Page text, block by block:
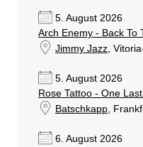
5. August 2026
Arch Enemy - Back To
Jimmy Jazz,
5. August 2026
Rose Tattoo - One
Batschkapp,
6. August 2026